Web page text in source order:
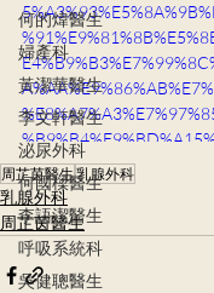
何的煒醫生
婦產科
黃潔華醫生
李文軒醫生
泌尿外科
何國樑醫生
李語潔醫生
呼吸系統科
吳健聰醫生
0/754238032815899
周芷茵醫生乳腺外科
乳腺外科
周芷茵醫生